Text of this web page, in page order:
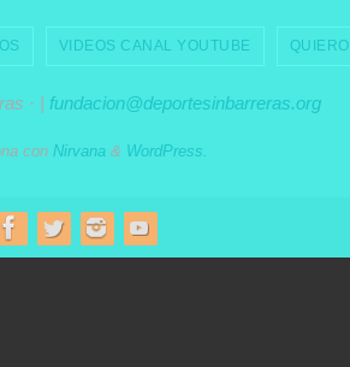
VIDEOS CANAL YOUTUBE
· | fundacion@deportesinbarreras.org
con Nirvana& WordPress.